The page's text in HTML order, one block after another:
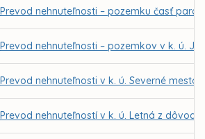
Prevod nehnuteľnosti – pozemku časť parc.
Prevod nehnuteľnosti – pozemkov v k. ú.
Prevod nehnuteľnosti v k. ú. Severné mesto
Prevod nehnuteľností v k. ú. Letná z dôvodu